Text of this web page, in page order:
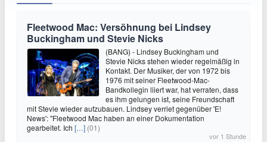
Fleetwood Mac: Versöhnung bei Lindsey
Buckingham und Stevie Nicks
(BANG) - Lindsey Buckingham und
Stevie Nicks stehen wieder regelmäßig in
Kontakt. Der Musiker, der von 1972 bis
1976 mit seiner Fleetwood-Mac-
Bandkollegin liiert war, hat verraten, dass
es ihm gelungen ist, seine Freundschaft
mit Stevie wieder aufzubauen. Lindsey verriet gegenüber 'E!
News': "Fleetwood Mac haben an einer Dokumentation
gearbeitet. Ich […] (01)
vor 1 Stunde